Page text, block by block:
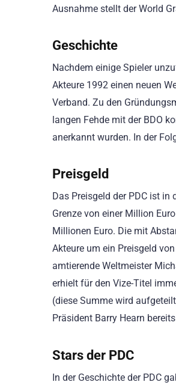
Ausnahme stellt der World
Geschichte
Nachdem einige Spieler
Akteure 1992 einen neuen
Verband. Zu den
langen Fehde mit der BDO
anerkannt wurden. In der
Preisgeld
Das Preisgeld der PDC ist
Grenze von einer Million
Millionen Euro. Die mit
Akteure um ein Preisgeld
amtierende Weltmeister
erhielt für den Vize-Titel
(diese Summe wird
Präsident Barry Hearn
Stars der PDC
In der Geschichte der PDC